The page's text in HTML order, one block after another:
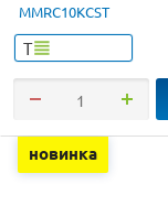
MMRC10KCST
Т
новинка